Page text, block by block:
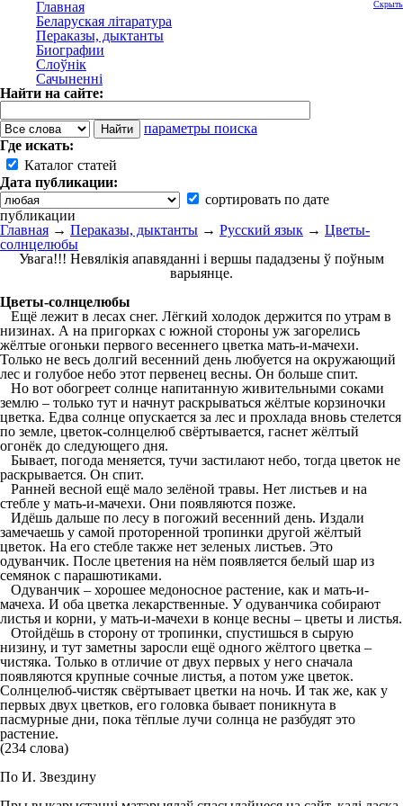
Главная
Беларуская літаратура
Пераказы, дыктанты
Биографии
Слоўнік
Сачыненні
Найти на сайте:
параметры поиска
Где искать:
Каталог статей
Дата публикации:
сортировать по дате
публикации
Скрыть
Главная → Пераказы, дыктанты → Русский язык → Цветы-
солнцелюбы
Увага!!! Невялікія апавяданні і вершы пададзены ў поўным
варыянце.
Цветы-солнцелюбы
Ещё лежит в лесах снег. Лёгкий холодок держится по утрам в
низинах. А на пригорках с южной стороны уж загорелись
жёлтые огоньки первого весеннего цветка мать-и-мачехи.
Только не весь долгий весенний день любуется на окружающий
лес и голубое небо этот первенец весны. Он больше спит.
Но вот обогреет солнце напитанную живительными соками
землю – только тут и начнут раскрываться жёлтые корзиночки
цветка. Едва солнце опускается за лес и прохлада вновь стелется
по земле, цветок-солнцелюб свёртывается, гаснет жёлтый
огонёк до следующего дня.
Бывает, погода меняется, тучи застилают небо, тогда цветок не
раскрывается. Он спит.
Ранней весной ещё мало зелёной травы. Нет листьев и на
стебле у мать-и-мачехи. Они появляются позже.
Идёшь дальше по лесу в погожий весенний день. Издали
замечаешь у самой проторенной тропинки другой жёлтый
цветок. На его стебле также нет зеленых листьев. Это
одуванчик. После цветения на нём появляется белый шар из
семянок с парашютиками.
Одуванчик – хорошее медоносное растение, как и мать-и-
мачеха. И оба цветка лекарственные. У одуванчика собирают
листья и корни, у мать-и-мачехи в конце весны – цветы и листья.
Отойдёшь в сторону от тропинки, спустишься в сырую
низину, и тут заметны заросли ещё одного жёлтого цветка –
чистяка. Только в отличие от двух первых у него сначала
появляются крупные сочные листья, а потом уже цветок.
Солнцелюб-чистяк свёртывает цветки на ночь. И так же, как у
первых двух цветков, его головка бывает поникнута в
пасмурные дни, пока тёплые лучи солнца не разбудят это
растение.
(234 слова)
По И. Звездину